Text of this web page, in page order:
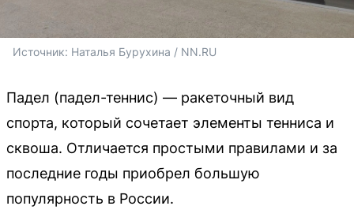
Источник: Наталья Бурухина / NN.RU
Падел (падел-теннис) — ракеточный вид
спорта, который сочетает элементы тенниса и
сквоша. Отличается простыми правилами и за
последние годы приобрел большую
популярность в России.